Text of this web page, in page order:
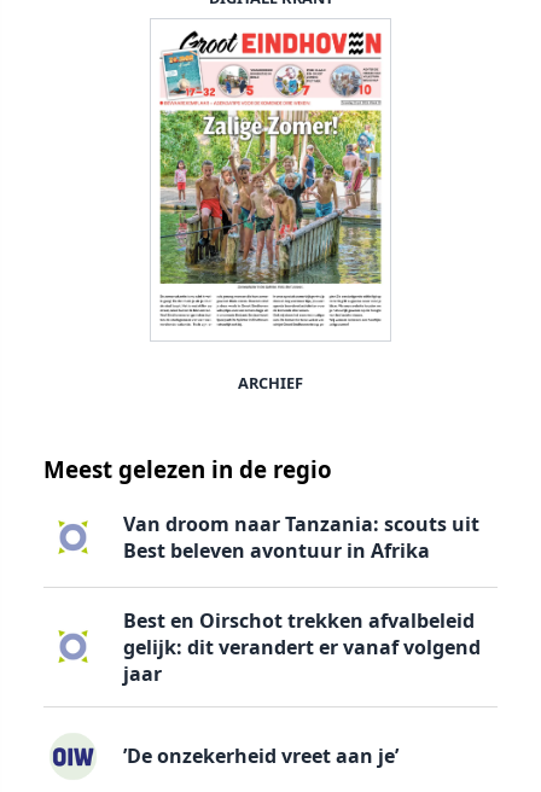
ARCHIEF
Meest gelezen in de regio
Van droom naar Tanzania: scouts uit
Best beleven avontuur in Afrika
Best en Oirschot trekken afvalbeleid
gelijk: dit verandert er vanaf volgend
jaar
’De onzekerheid vreet aan je’